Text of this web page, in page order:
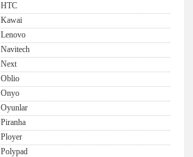
HTC
Kawai
Lenovo
Navitech
Next
Oblio
Onyo
Oyunlar
Piranha
Ployer
Polypad